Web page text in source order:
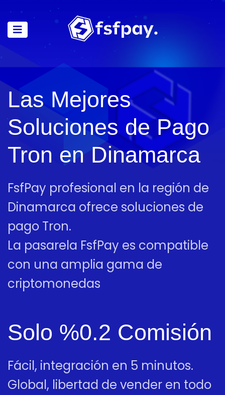
Las Mejores
Soluciones de Pago
Tron en Dinamarca
FsfPay profesional en la región de
Dinamarca ofrece soluciones de
pago Tron.
La pasarela FsfPay es compatible
con una amplia gama de
criptomonedas
Solo %0.2 Comisión
Fácil, integración en 5 minutos.
Global, libertad de vender en todo